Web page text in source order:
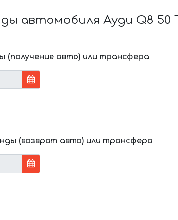
автомобиля Ауди Q8 50
(получение авто) или трансфера
(возврат авто) или трансфера